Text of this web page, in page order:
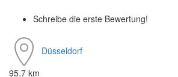
Schreibe die erste Bewertung!
Düsseldorf
95.7 km